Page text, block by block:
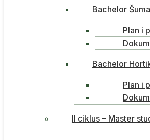
Bachelor
Plan i
Bachelor
Plan i
II ciklus – Master